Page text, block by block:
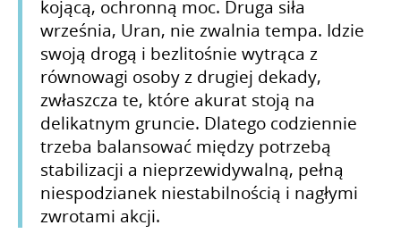
kojącą, ochronną moc. Druga siła
września, Uran, nie zwalnia tempa. Idzie
swoją drogą i bezlitośnie wytrąca z
równowagi osoby z drugiej dekady,
zwłaszcza te, które akurat stoją na
delikatnym gruncie. Dlatego codziennie
trzeba balansować między potrzebą
stabilizacji a nieprzewidywalną, pełną
niespodzianek niestabilnością i nagłymi
zwrotami akcji.